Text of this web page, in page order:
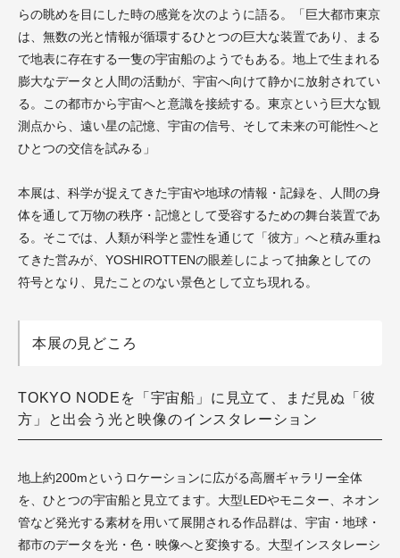
らの眺めを目にした時の感覚を次のように語る。「巨大都市東京
は、無数の光と情報が循環するひとつの巨大な装置であり、まる
で地表に存在する一隻の宇宙船のようでもある。地上で生まれる
膨大なデータと人間の活動が、宇宙へ向けて静かに放射されてい
る。この都市から宇宙へと意識を接続する。東京という巨大な観
測点から、遠い星の記憶、宇宙の信号、そして未来の可能性へと
ひとつの交信を試みる」
本展は、科学が捉えてきた宇宙や地球の情報・記録を、人間の身
体を通して万物の秩序・記憶として受容するための舞台装置であ
る。そこでは、人類が科学と霊性を通じて「彼方」へと積み重ね
てきた営みが、YOSHIROTTENの眼差しによって抽象としての
符号となり、見たことのない景色として立ち現れる。
本展の見どころ
TOKYO NODEを「宇宙船」に見立て、まだ見ぬ「彼
方」と出会う光と映像のインスタレーション
地上約200mというロケーションに広がる高層ギャラリー全体
を、ひとつの宇宙船と見立てます。大型LEDやモニター、ネオン
管など発光する素材を用いて展開される作品群は、宇宙・地球・
都市のデータを光・色・映像へと変換する。大型インスタレーシ